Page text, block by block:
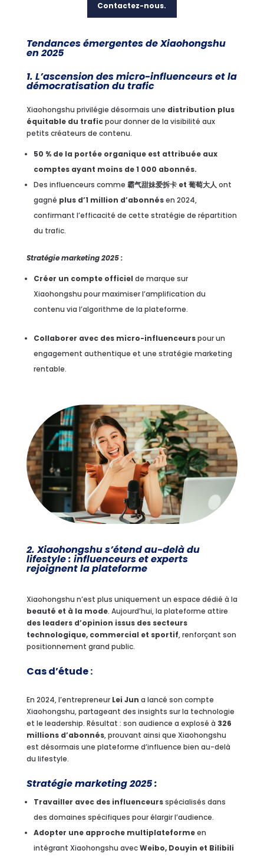
Contactez-nous.
Tendances émergentes de Xiaohongshu
en 2025
1. L’ascension des micro-influenceurs et la
démocratisation du trafic
Xiaohongshu privilégie désormais une distribution plus
équitable du traficpour donner de la visibilité aux
petits créateurs de contenu.
50 % de la portée organique est attribuée aux
comptes ayant moins de 1 000 abonnés.
Des influenceurs comme 霸气甜妹爱拆卡 et 葡萄大人 ont
gagné plus d’1 million d’abonnésen 2024,
confirmant l’efficacité de cette stratégie de répartition
du trafic.
Stratégie marketing 2025 :
Créer un compte officiel de marque sur
Xiaohongshu pour maximiser l’amplification du
contenu via l’algorithme de la plateforme.
Collaborer avec des micro-influenceurspour un
engagement authentique et une stratégie marketing
rentable.
2. Xiaohongshu s’étend au-delà du
lifestyle : influenceurs et experts
rejoignent la plateforme
Xiaohongshu n’est plus uniquement un espace dédié à la
beauté et à la mode. Aujourd’hui, la plateforme attire
des leaders d’opinion issus des secteurs
technologique, commercial et sportif, renforçant son
positionnement grand public.
Cas d’étude :
En 2024, l’entrepreneur Lei Jun a lancé son compte
Xiaohongshu, partageant des insights sur la technologie
et le leadership. Résultat : son audience a explosé à 326
millions d’abonnés, prouvant ainsi que Xiaohongshu
est désormais une plateforme d’influence bien au-delà
du lifestyle.
Stratégie marketing 2025 :
Travailler avec des influenceursspécialisés dans
des domaines spécifiques pour élargir l’audience.
Adopter une approche multiplateformeen
intégrant Xiaohongshu avecWeibo, Douyin et Bilibili